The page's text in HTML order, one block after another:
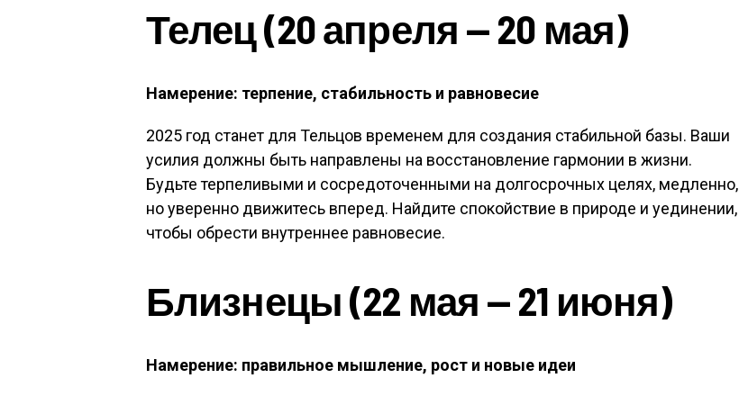
Телец (20 апреля — 20 мая)
Намерение: терпение, стабильность и равновесие
2025 год станет для Тельцов временем для создания стабильной базы. Ваши
усилия должны быть направлены на восстановление гармонии в жизни.
Будьте терпеливыми и сосредоточенными на долгосрочных целях, медленно,
но уверенно движитесь вперед. Найдите спокойствие в природе и уединении,
чтобы обрести внутреннее равновесие.
Близнецы (22 мая — 21 июня)
Намерение: правильное мышление, рост и новые идеи